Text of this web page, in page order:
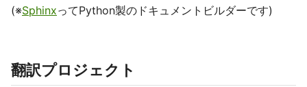
(※SphinxってPython製のドキュメントビルダーです)
翻訳プロジェクト